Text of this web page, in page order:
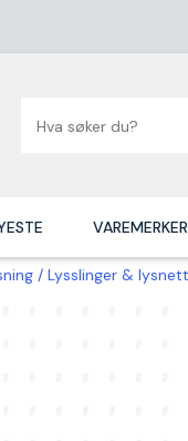
VAREMERKER
Lysslinger & lysnett